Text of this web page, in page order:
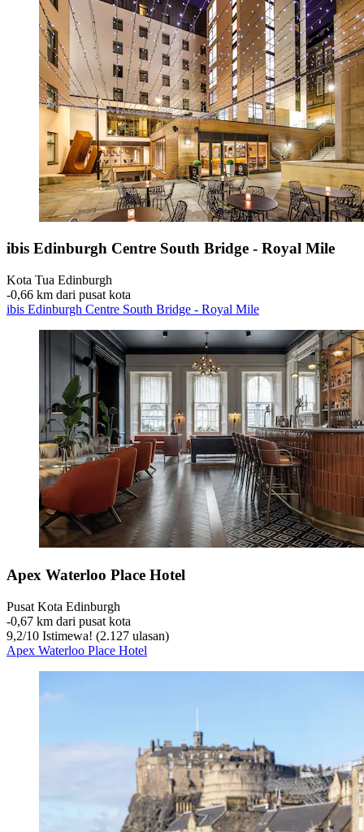
ibis Edinburgh Centre South Bridge - Royal Mile
Kota Tua Edinburgh
‐0,66 km dari pusat kota
ibis Edinburgh Centre South Bridge - Royal Mile
Apex Waterloo Place Hotel
Pusat Kota Edinburgh
‐0,67 km dari pusat kota
9,2/10 Istimewa! (2.127 ulasan)
Apex Waterloo Place Hotel